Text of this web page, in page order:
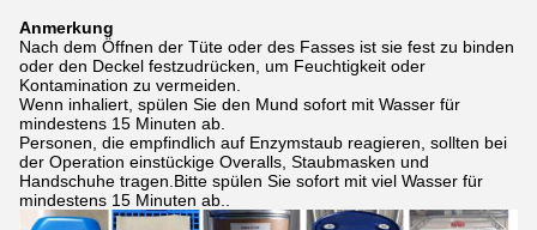
Anmerkung
Nach dem Öffnen der Tüte oder des Fasses ist sie fest zu binden
oder den Deckel festzudrücken, um Feuchtigkeit oder
Kontamination zu vermeiden.
Wenn inhaliert, spülen Sie den Mund sofort mit Wasser für
mindestens 15 Minuten ab.
Personen, die empfindlich auf Enzymstaub reagieren, sollten bei
der Operation einstückige Overalls, Staubmasken und
Handschuhe tragen.Bitte spülen Sie sofort mit viel Wasser für
mindestens 15 Minuten ab..